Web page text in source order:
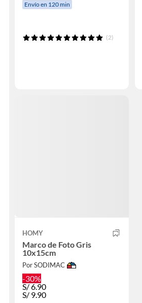
Envío en 120 min
(2)
HOMY
Marco de Foto Gris
10x15cm
Por SODIMAC
-30%
S/6.90
S/ 9.90